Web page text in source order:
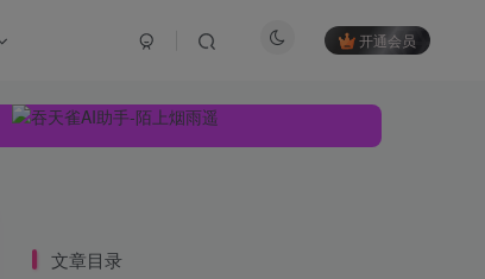
开通会员
文章目录